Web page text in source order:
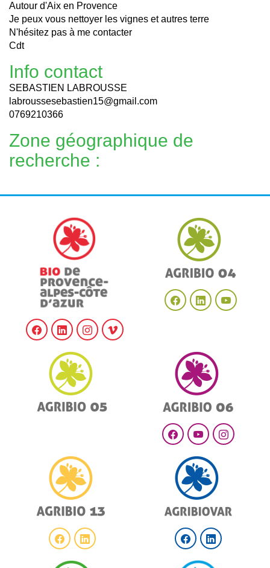
Autour d'Aix en Provence
Je peux vous nettoyer les vignes et autres terre
N'hésitez pas à me contacter
Cdt
Info contact
SEBASTIEN LABROUSSE
labroussesebastien15@gmail.com
0769210366
Zone géographique de
recherche :